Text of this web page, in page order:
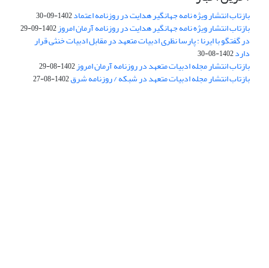
بازتاب انتشار ویژه نامه جهانگیر هدایت در روزنامه اعتماد1402-09-30
بازتاب انتشار ویژه نامه جهانگیر هدایت در روزنامه آرمان امروز1402-09-29
در گفتگو با ایرنا : پارسا نظری ادبیات متعهد در مقابل ادبیات خنثی قرار
دارد1402-08-30
بازتاب انتشار مجله ادبیات متعهد در روزنامه آرمان امروز1402-08-29
بازتاب انتشار مجله ادبیات متعهد در شبکه / روزنامه شرق1402-08-27